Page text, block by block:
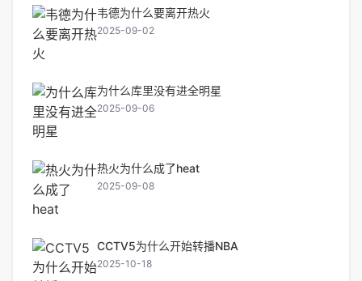
韦德为什么要离开热火
2025-09-02
为什么库里没有进全明星
2025-09-06
热火为什么成了heat
2025-09-08
CCTV5为什么开始转播NBA
2025-10-18